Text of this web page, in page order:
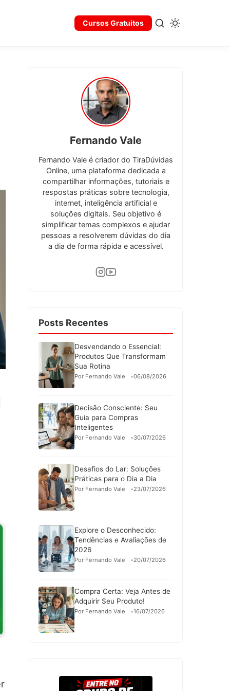
Cursos Gratuitos
Fernando Vale
Fernando Vale é criador do TiraDúvidas
Online, uma plataforma dedicada a
compartilhar informações, tutoriais e
respostas práticas sobre tecnologia,
internet, inteligência artificial e
soluções digitais. Seu objetivo é
simplificar temas complexos e ajudar
pessoas a resolverem dúvidas do dia
a dia de forma rápida e acessível.
Posts Recentes
Desvendando o Essencial:
Produtos Que Transformam
Sua Rotina
Por Fernando Vale 06/08/2026
Decisão Consciente: Seu
Guia para Compras
Inteligentes
Por Fernando Vale 30/07/2026
Desafios do Lar: Soluções
Práticas para o Dia a Dia
Por Fernando Vale 23/07/2026
Explore o Desconhecido:
Tendências e Avaliações de
2026
Por Fernando Vale 20/07/2026
Compra Certa: Veja Antes de
Adquirir Seu Produto!
Por Fernando Vale 16/07/2026